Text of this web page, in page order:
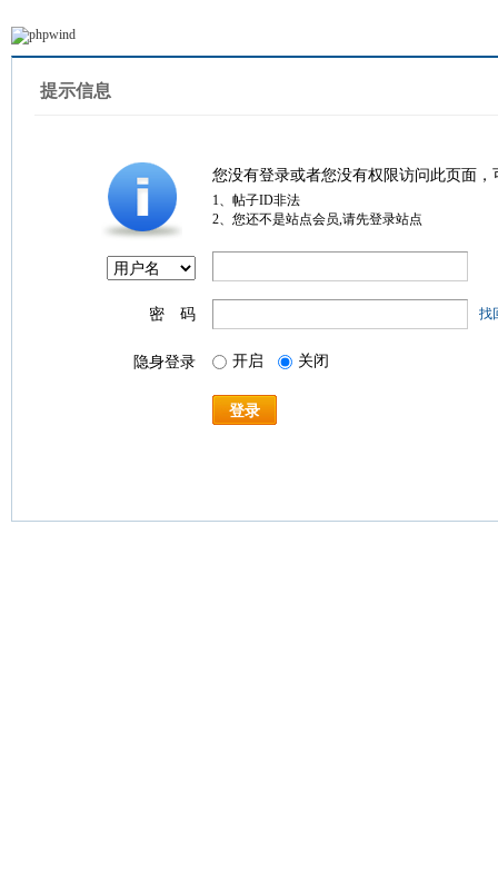
提示信息
您没有登录或者您没有权限访问此页面
1、帖子ID非法
2、您还不是站点会员,请先登录站点
密 码 找
隐身登录 开启 关闭
登录